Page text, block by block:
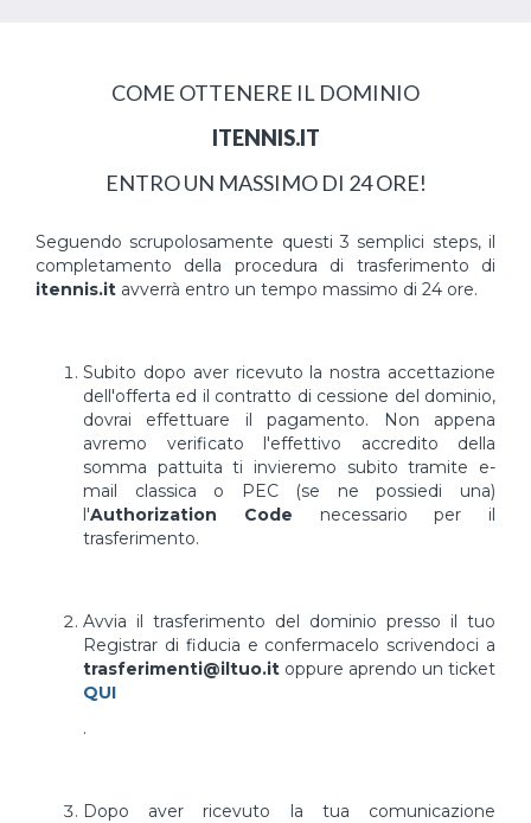
COME OTTENERE IL DOMINIO
ITENNIS.IT
ENTRO UN MASSIMO DI 24 ORE!
Seguendo scrupolosamente questi 3 semplici steps, il
completamento della procedura di trasferimento di
itennis.it avverrà entro un tempo massimo di 24 ore.
Subito dopo aver ricevuto la nostra accettazione
dell'offerta ed il contratto di cessione del dominio,
dovrai effettuare il pagamento. Non appena
avremo verificato l'effettivo accredito della
somma pattuita ti invieremo subito tramite e-
mail classica o PEC (se ne possiedi una)
l'Authorization Code necessario per il
trasferimento.
Avvia il trasferimento del dominio presso il tuo
Registrar di fiducia e confermacelo scrivendoci a
trasferimenti@iltuo.it oppure aprendo un ticket
QUI
.
Dopo aver ricevuto la tua comunicazione